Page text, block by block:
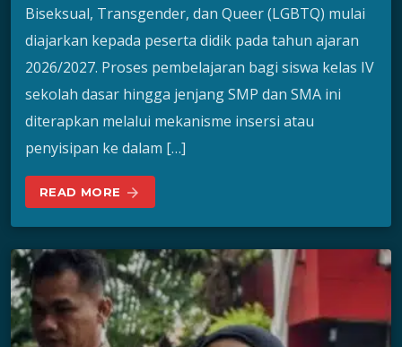
Biseksual, Transgender, dan Queer (LGBTQ) mulai
diajarkan kepada peserta didik pada tahun ajaran
2026/2027. Proses pembelajaran bagi siswa kelas IV
sekolah dasar hingga jenjang SMP dan SMA ini
diterapkan melalui mekanisme insersi atau
penyisipan ke dalam […]
READ MORE arrow_forward